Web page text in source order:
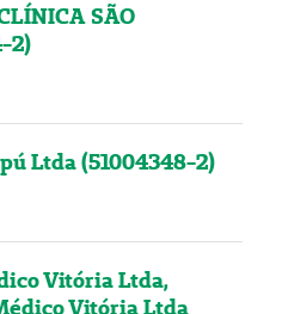
SÃO
2)
Ltda (51004348-2)
Vitória Ltda,
Vitória Ltda